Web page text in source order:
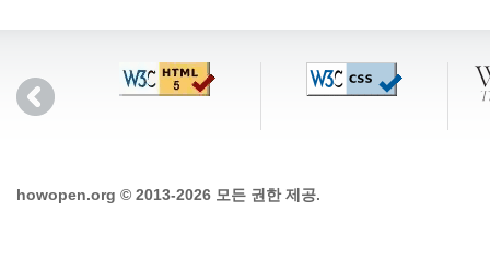
howopen.org © 2013-2026 모든 권한 제공.